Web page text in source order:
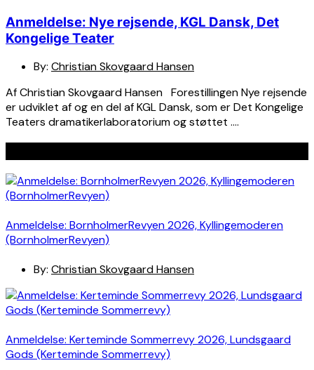
Anmeldelse: Nye rejsende, KGL Dansk, Det
Kongelige Teater
By: Christian Skovgaard Hansen
Af Christian Skovgaard Hansen Forestillingen Nye rejsende
er udviklet af og en del af KGL Dansk, som er Det Kongelige
Teaters dramatikerlaboratorium og støttet ….
Anmeldelse: BornholmerRevyen 2026, Kyllingemoderen
(BornholmerRevyen)
By: Christian Skovgaard Hansen
Anmeldelse: Kerteminde Sommerrevy 2026, Lundsgaard
Gods (Kerteminde Sommerrevy)